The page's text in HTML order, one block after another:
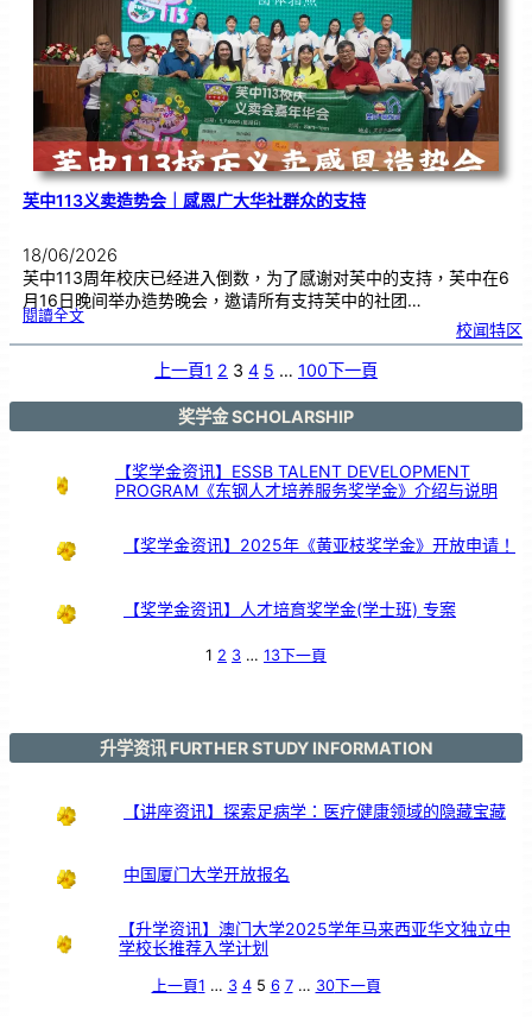
仪
式
芙中113义卖造势会｜感恩广大华社群众的支持
18/06/2026
芙中113周年校庆已经进入倒数，为了感谢对芙中的支持，芙中在6
月16日晚间举办造势晚会，邀请所有支持芙中的社团…
閱讀全文:芙
1
｜
广
校闻特区
上一頁1 2 3 4 5 … 100下一頁
奖学金 SCHOLARSHIP
【奖学金资讯】ESSB TALENT DEVELOPMENT
PROGRAM《东钢人才培养服务奖学金》介绍与说明
【奖学金资讯】2025年《黄亚枝奖学金》开放申请！
【奖学金资讯】人才培育奖学金(学士班) 专案
1 2 3 … 13下一頁
升学资讯 FURTHER STUDY INFORMATION
【讲座资讯】探索足病学：医疗健康领域的隐藏宝藏
中国厦门大学开放报名
【升学资讯】澳门大学2025学年马来西亚华文独立中
学校长推荐入学计划
上一頁1 … 3 4 5 6 7 … 30下一頁